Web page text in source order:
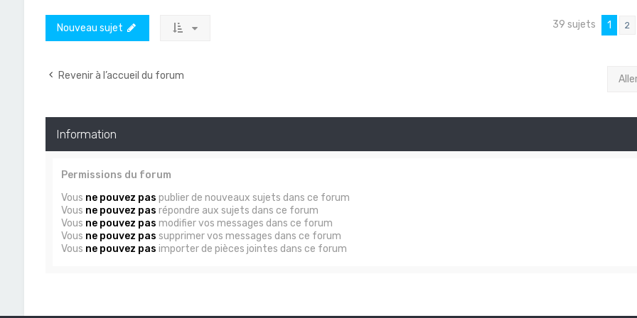
Nouveau sujet 39 sujets 1 2
Revenir à l’accueil du forum
Information
Permissions du forum
Vous ne pouvez pas publier de nouveaux sujets dans ce forum
Vous ne pouvez pas répondre aux sujets dans ce forum
Vous ne pouvez pas modifier vos messages dans ce forum
Vous ne pouvez pas supprimer vos messages dans ce forum
Vous ne pouvez pas importer de pièces jointes dans ce forum